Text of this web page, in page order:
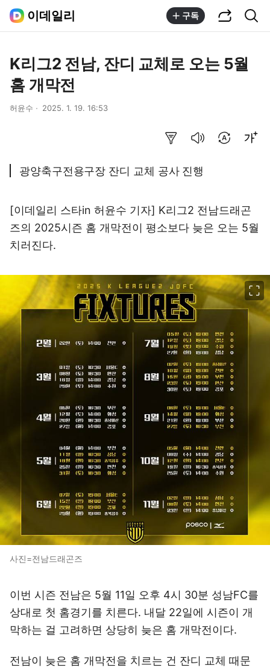
이데일리 구독
K리그2 전남, 잔디 교체로 오는 5월
홈 개막전
허윤수 2025. 1. 19. 16:53
광양축구전용구장 잔디 교체 공사 진행
[이데일리 스타in 허윤수 기자] K리그2 전남드래곤
즈의 2025시즌 홈 개막전이 평소보다 늦은 오는 5월
치러진다.
사진=전남드래곤즈
이번 시즌 전남은 5월 11일 오후 4시 30분 성남FC를
상대로 첫 홈경기를 치른다. 내달 22일에 시즌이 개
막하는 걸 고려하면 상당히 늦은 홈 개막전이다.
전남이 늦은 홈 개막전을 치르는 건 잔디 교체 때문